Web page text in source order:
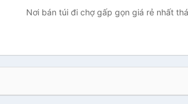
Nơi bán túi đi chợ gấp gọn giá rẻ nhất